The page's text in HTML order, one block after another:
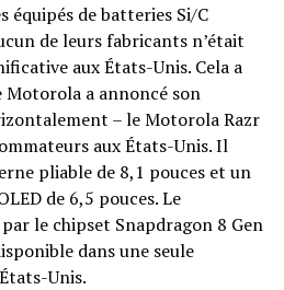
équipés de batteries Si/C
de leurs fabricants n’était
aux États-Unis. Cela a
Motorola a annoncé son
– ​​le Motorola Razr
aux États-Unis. Il
pliable de 8,1 pouces et un
de 6,5 pouces. Le
le chipset Snapdragon 8 Gen
dans une seule
Unis.